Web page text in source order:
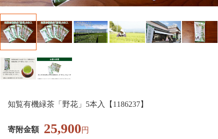
知覧有機緑茶「野花」5本入【1186237】
寄附金額 25,900円